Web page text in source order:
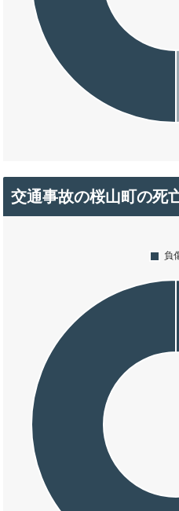
交通事故の桜山町の死